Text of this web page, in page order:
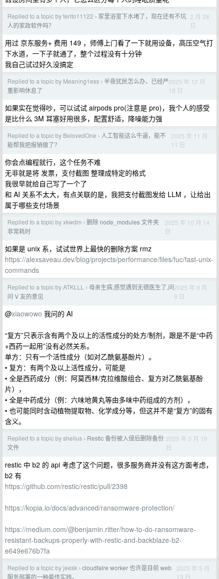
Replied to a topic by terito11122 › 家里浴室下水堵了，现在还有不坑
人的家政软件吗？
2 月 28
日
用过 京东服务+ 费用 149 ，师傅上门看了一下就用设备，高压空气打
下水道，一下子就通了，整个过程没有十分钟
我自己试过好久没搞定
Replied to a topic by Meaning1ess › 半夜扰民怎么办，已经严
重影响休息了
2025 年 12 月
18 日
如果实在觉得吵，可以试试 airpods pro(注意是 pro)，我个人的感受
是比什么 3M 耳塞好用很多，配置舒适，降噪能力强
Replied to a topic by BelovedOne › 人工智能这么牛逼，能不
能帮我把报销做了？
2025 年 11 月
11 日
你会点编程就行，这个任务不难
无非就是将 发票，支付截图 整理成特定的格式
我很早就给自己写了一个了
和 AI 关系不太大，有点关联的是，我把支付截图发给 LLM ，让给出
属于哪些支付场景
Replied to a topic by xkwdm › 删除 node_modules 文件夹
非常耗时
2025 年 10 月 14
日
如果是 unix 系，试试世界上最快的删除方案 rmz
https://alexsaveau.dev/blog/projects/performance/files/fuc/fast-unix-
commands
Replied to a topic by ATKLLL › 母亲生病,感觉遇到无德医生了,问
问 V 友的意见
2025 年 9 月
9 日
@xiaowowo 我问的 AI
“复方”只表示含有两个及以上的活性成分的处方/制剂，跟是不是“中药
+西药一起用”没有必然关系。
单方：只有一个活性成分（如对乙酰氨基酚片）。
• 复方：有两个及以上活性成分，可能是
• 全是西药成分（例：阿莫西林/克拉维酸组合、复方对乙酰氨基酚
片），
• 全是中药成分（例：六味地黄丸等由多味中药组成的方剂），
• 也可能同时含动植物提取物、化学成分等，但这并不是“复方”的固有
含义。
Replied to a topic by shellus › Restic 备份被入侵后删除备份
文件
2025 年 5 月 19
日
restic 中 b2 的 api 考虑了这个问题，很多服务商并没有这方面考虑，
b2 有
https://github.com/restic/restic/pull/2398
https://kopia.io/docs/advanced/ransomware-protection/
https://medium.com/@benjamin.ritter/how-to-do-ransomware-
resistant-backups-properly-with-restic-and-backblaze-b2-
e649e676b7fa
Replied to a topic by jeesk › cloudfalre worker 也许是目前 web
服务部署的一种最佳实践。
2025 年 5 月
13 日